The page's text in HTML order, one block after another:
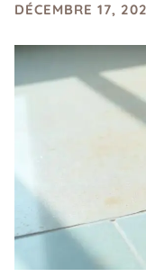
DÉCEMBRE 17,